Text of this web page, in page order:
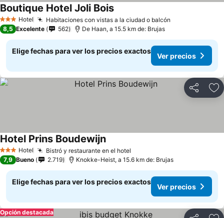
3 Estrellas
Hotel Habitaciones con vistas a la ciudad o balcón
Boutique Hotel Joli BoisVer precios
8,5 Excelente 562 De Haan, a 15.5 km de: Brujas
Elige fechas para ver los precios exactos
Ver precios
Compartir
3 Estrellas
Hotel Bistró y restaurante en el hotel
Hotel Prins BoudewijnVer precios
7,9 Bueno 2.719 Knokke-Heist, a 15.6 km de: Brujas
Elige fechas para ver los precios exactos
Ver precios
Opción destacada